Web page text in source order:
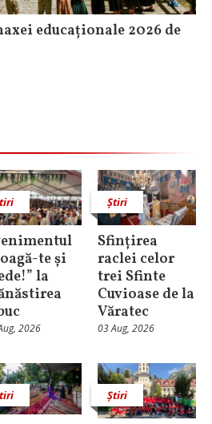
educaționale 2026 de
te și
la
2026
Știri
Sfințirea
raclei celor
trei Sfinte
Cuvioase de la
Văratec
03 Aug, 2026
Știri